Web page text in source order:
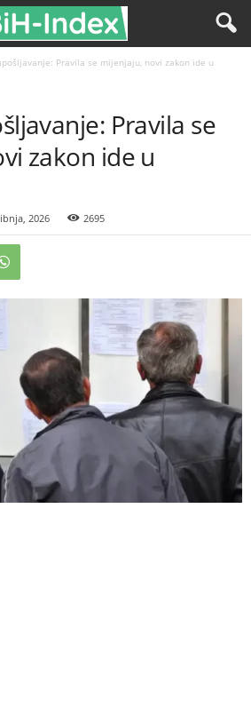
Pravila se mijenjaju, novi zakon ide u
Pravila se
zakon ide u
2026 2695